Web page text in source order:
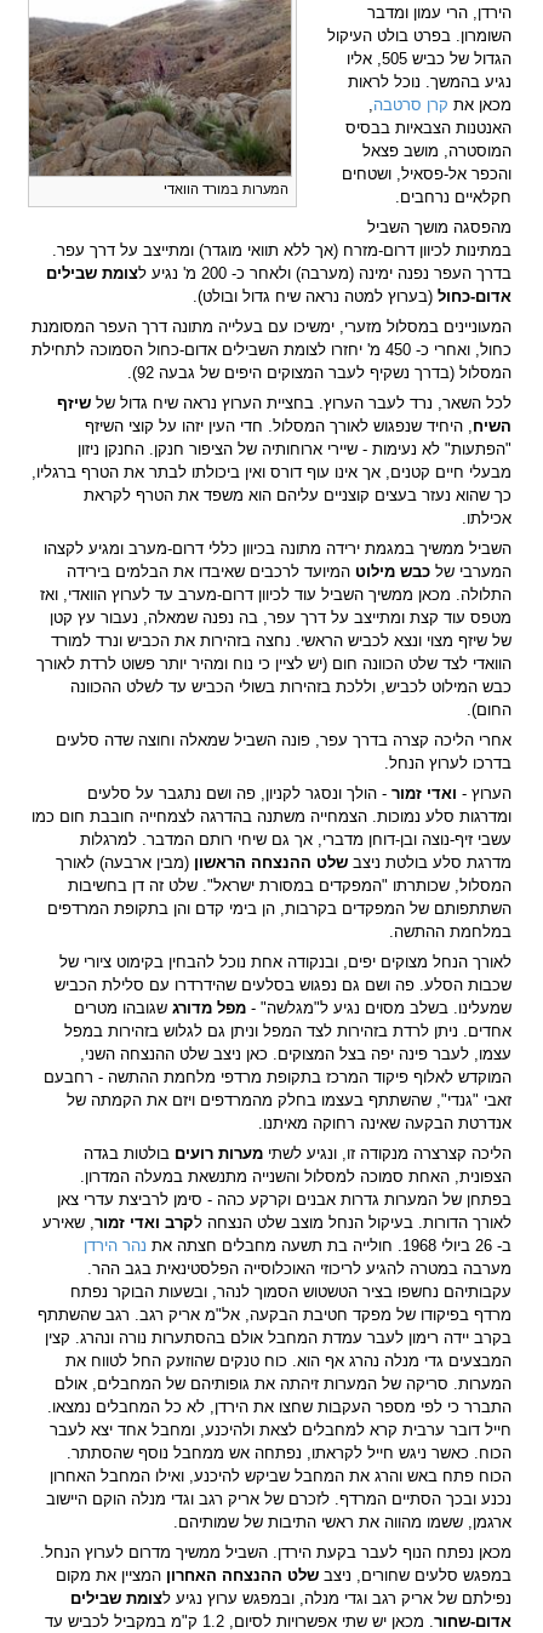
המערות במורד הוואדי
הירדן, הרי עמון ומדבר
השומרון. בפרט בולט העיקול
הגדול של כביש 505, אליו
נגיע בהמשך. נוכל לראות
מכאן את קרן סרטבה
האנטנות הצבאיות בבסיס
המוסטרה, מושב פצאל
והכפר אל-פסאיל, ושטחים
חקלאיים נרחבים.
מהפסגה מושך השביל
במתינות לכיוון דרום-מזרח (אך ללא תוואי מוגדר) ומתייצב על דרך עפר.
בדרך העפר נפנה ימינה (מערבה) ולאחר כ- 200 מ' נגיע ל
צומת שבילים
אדום-כחול (בערוץ למטה נראה שיח גדול ובולט).
המעוניינים במסלול מזערי, ימשיכו עם בעלייה מתונה דרך העפר המסומנת
כחול, ואחרי כ- 450 מ' יחזרו לצומת השבילים אדום-כחול הסמוכה לתחילת
המסלול (בדרך נשקיף לעבר המצוקים היפים של גבעה 92).
לכל השאר, נרד לעבר הערוץ. בחציית הערוץ נראה שיח גדול של שיזף
השיח , היחיד שנפגוש לאורך המסלול. חדי העין יזהו על קוצי השיזף
"הפתעות" לא נעימות - שיירי ארוחותיה של הציפור חנקן. החנקן ניזון
מבעלי חיים קטנים, אך אינו עוף דורס ואין ביכולתו לבתר את הטרף ברגליו,
כך שהוא נעזר בעצים קוצניים עליהם הוא משפד את הטרף לקראת
אכילתו.
השביל ממשיך במגמת ירידה מתונה בכיוון כללי דרום-מערב ומגיע לקצהו
המערבי של כבש מילוט המיועד לרכבים שאיבדו את הבלמים בירידה
התלולה. מכאן ממשיך השביל עוד לכיוון דרום-מערב עד לערוץ הוואדי, ואז
מטפס עוד קצת ומתייצב על דרך עפר, בה נפנה שמאלה, נעבור עץ קטן
של שיזף מצוי ונצא לכביש הראשי. נחצה בזהירות את הכביש ונרד למורד
הוואדי לצד שלט הכוונה חום (יש לציין כי נוח ומהיר יותר פשוט לרדת לאורך
כבש המילוט לכביש, וללכת בזהירות בשולי הכביש עד לשלט ההכוונה
החום).
אחרי הליכה קצרה בדרך עפר, פונה השביל שמאלה וחוצה שדה סלעים
בדרכו לערוץ הנחל.
הערוץ - ואדי זמור - הולך ונסגר לקניון, פה ושם נתגבר על סלעים
ומדרגות סלע נמוכות. הצמחייה משתנה בהדרגה לצמחייה חובבת חום כמו
עשבי זיף-נוצה ובן-דוחן מדברי, אך גם שיחי רותם המדבר. למרגלות
מדרגת סלע בולטת ניצב שלט ההנצחה הראשון (מבין ארבעה) לאורך
המסלול, שכותרתו "המפקדים במסורת ישראל". שלט זה דן בחשיבות
השתתפותם של המפקדים בקרבות, הן בימי קדם והן בתקופת המרדפים
במלחמת ההתשה.
לאורך הנחל מצוקים יפים, ובנקודה אחת נוכל להבחין בקימוט ציורי של
שכבות הסלע. פה ושם גם נפגוש בסלעים שהידרדרו עם סלילת הכביש
שמעלינו. בשלב מסוים נגיע ל"מגלשה" - מפל מדורג שגובהו מטרים
אחדים. ניתן לרדת בזהירות לצד המפל וניתן גם לגלוש בזהירות במפל
עצמו, לעבר פינה יפה בצל המצוקים. כאן ניצב שלט ההנצחה השני,
המוקדש לאלוף פיקוד המרכז בתקופת מרדפי מלחמת ההתשה - רחבעם
זאבי "גנדי", שהשתתף בעצמו בחלק מהמרדפים ויזם את הקמתה של
אנדרטת הבקעה שאינה רחוקה מאיתנו.
הליכה קצרצרה מנקודה זו, ונגיע לשתי מערות רועים בולטות בגדה
הצפונית, האחת סמוכה למסלול והשנייה מתנשאת במעלה המדרון.
בפתחן של המערות גדרות אבנים וקרקע כהה - סימן לרביצת עדרי צאן
לאורך הדורות. בעיקול הנחל מוצב שלט הנצחה לקרב ואדי זמור , שאירע
ב- 26 ביולי 1968. חולייה בת תשעה מחבלים חצתה את
נהר הירדן
מערבה במטרה להגיע לריכוזי האוכלוסייה הפלסטינאית בגב ההר.
עקבותיהם נחשפו בציר הטשטוש הסמוך לנהר, ובשעות הבוקר נפתח
מרדף בפיקודו של מפקד חטיבת הבקעה, אל"מ אריק רגב. רגב שהשתתף
בקרב יידה רימון לעבר עמדת המחבל אולם בהסתערות נורה ונהרג. קצין
המבצעים גדי מנלה נהרג אף הוא. כוח טנקים שהוזעק החל לטווח את
המערות. סריקה של המערות זיהתה את גופותיהם של המחבלים, אולם
התברר כי לפי מספר העקבות שחצו את הירדן, לא כל המחבלים נמצאו.
חייל דובר ערבית קרא למחבלים לצאת ולהיכנע, ומחבל אחד יצא לעבר
הכוח. כאשר ניגש חייל לקראתו, נפתחה אש ממחבל נוסף שהסתתר.
הכוח פתח באש והרג את המחבל שביקש להיכנע, ואילו המחבל האחרון
נכנע ובכך הסתיים המרדף. לזכרם של אריק רגב וגדי מנלה הוקם היישוב
ארגמן, ששמו מהווה את ראשי התיבות של שמותיהם.
מכאן נפתח הנוף לעבר בקעת הירדן. השביל ממשיך מדרום לערוץ הנחל.
במפגש סלעים שחורים, ניצב שלט ההנצחה האחרון המציין את מקום
נפילתם של אריק רגב וגדי מנלה, ובמפגש ערוץ נגיע לצומת שבילים
אדום-שחור
. מכאן יש שתי אפשרויות לסיום, 1.2 ק"מ במקביל לכביש עד